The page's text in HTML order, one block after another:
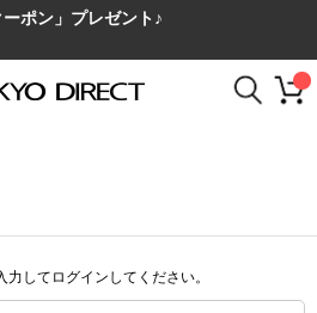
ポン」プレゼント♪
してログインしてください。